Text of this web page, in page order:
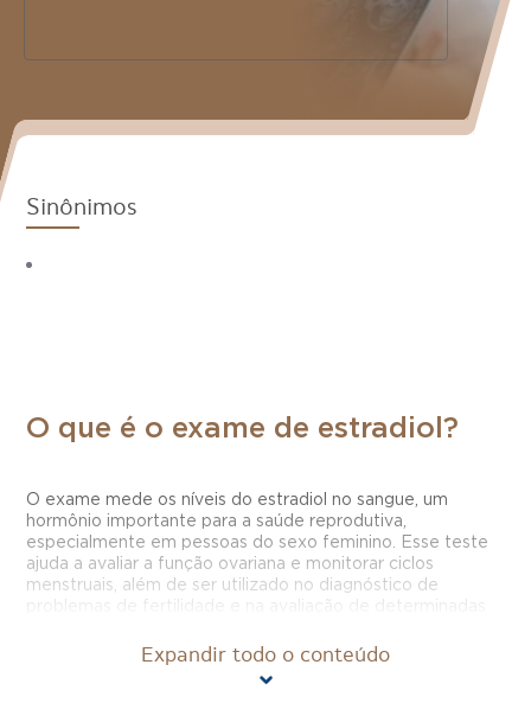
Sinônimos
O que é o exame de estradiol?
O exame mede os níveis do estradiol no sangue, um
hormônio importante para a saúde reprodutiva,
especialmente em pessoas do sexo feminino. Esse teste
ajuda a avaliar a função ovariana e monitorar ciclos
menstruais, além de ser utilizado no diagnóstico de
Expandir todo o conteúdo